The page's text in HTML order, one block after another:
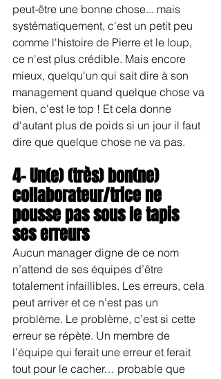
peut-être une bonne chose... mais
systématiquement, c'est un petit peu
comme l'histoire de Pierre et le loup,
ce n'est plus crédible. Mais encore
mieux, quelqu'un qui sait dire à son
management quand quelque chose va
bien, c'est le top ! Et cela donne
d'autant plus de poids si un jour il faut
dire que quelque chose ne va pas.
4- Un(e) (très) bon(ne)
collaborateur/trice ne
pousse pas sous le tapis
ses erreurs
Aucun manager digne de ce nom
n’attend de ses équipes d’être
totalement infaillibles. Les erreurs, cela
peut arriver et ce n’est pas un
problème. Le problème, c’est si cette
erreur se répète. Un membre de
l’équipe qui ferait une erreur et ferait
tout pour le cacher… probable que